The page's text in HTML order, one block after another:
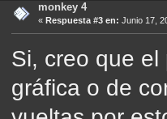
monkey 4
« Respuesta #3 en: Junio 17,
Si, creo que
gráfica o de